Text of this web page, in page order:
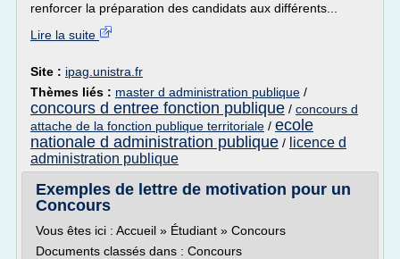
renforcer la préparation des candidats aux différents...
Lire la suite
Site : ipag.unistra.fr
Thèmes liés : master d administration publique /
concours d entree fonction publique / concours d
attache de la fonction publique territoriale / ecole
nationale d administration publique / licence d
administration publique
Exemples de lettre de motivation pour un
Concours
Vous êtes ici : Accueil » Étudiant » Concours
Documents classés dans : Concours